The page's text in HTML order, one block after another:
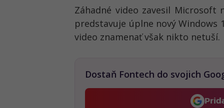
Záhadné video zavesil Microsoft
predstavuje úplne nový Windows
video znamenať však nikto netuší.
Dostaň Fontech do svojich